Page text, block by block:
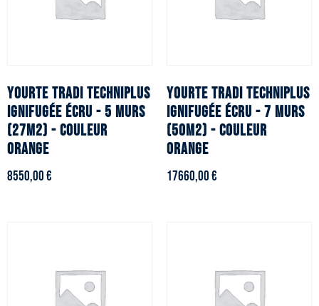
YOURTE TRADI TECHNIPLUS
ignifugée écru - 5 murs
(27m2) - Couleur
orange
8550,00€
YOURTE TRADI TECHNIPLUS
ignifugée écru - 7 murs
(50m2) - Couleur
orange
17660,00€